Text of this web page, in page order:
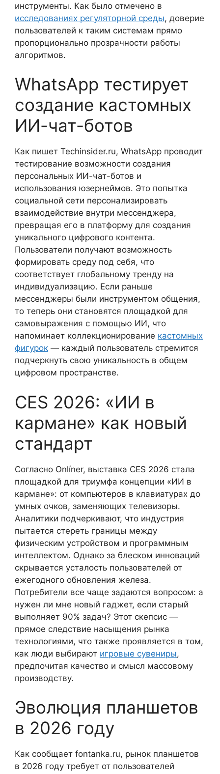
инструменты. Как было отмечено в
исследованиях регуляторной среды, доверие
пользователей к таким системам прямо
пропорционально прозрачности работы
алгоритмов.
WhatsApp тестирует
создание кастомных
ИИ-чат-ботов
Как пишет Techinsider.ru, WhatsApp проводит
тестирование возможности создания
персональных ИИ-чат-ботов и
использования юзернеймов. Это попытка
социальной сети персонализировать
взаимодействие внутри мессенджера,
превращая его в платформу для создания
уникального цифрового контента.
Пользователи получают возможность
формировать среду под себя, что
соответствует глобальному тренду на
индивидуализацию. Если раньше
мессенджеры были инструментом общения,
то теперь они становятся площадкой для
самовыражения с помощью ИИ, что
напоминает коллекционирование кастомных
фигурок — каждый пользователь стремится
подчеркнуть свою уникальность в общем
цифровом пространстве.
CES 2026: «ИИ в
кармане» как новый
стандарт
Согласно Onlíner, выставка CES 2026 стала
площадкой для триумфа концепции «ИИ в
кармане»: от компьютеров в клавиатурах до
умных очков, заменяющих телевизоры.
Аналитики подчеркивают, что индустрия
пытается стереть границы между
физическим устройством и программным
интеллектом. Однако за блеском инноваций
скрывается усталость пользователей от
ежегодного обновления железа.
Потребители все чаще задаются вопросом: а
нужен ли мне новый гаджет, если старый
выполняет 90% задач? Этот скепсис —
прямое следствие насыщения рынка
технологиями, что также проявляется в том,
как люди выбирают игровые сувениры,
предпочитая качество и смысл массовому
производству.
Эволюция планшетов
в 2026 году
Как сообщает fontanka.ru, рынок планшетов
в 2026 году требует от пользователей